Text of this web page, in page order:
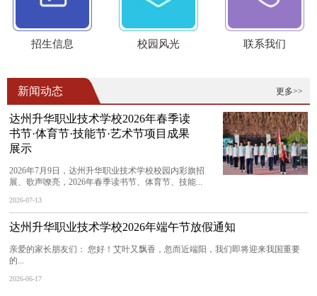
招生信息 校园风光 联系我们
更多>>
新闻动态
达州升华职业技术学校2026年春季读
书节·体育节·技能节·艺术节项目成果
展示
2026年7月9日，达州升华职业技术学校校园内彩旗招
展、歌声嘹亮，2026年春季读书节、体育节、技能...
2026-07-13
达州升华职业技术学校2026年端午节放假通知
亲爱的家长朋友们： 您好！艾叶又飘香，忽而近端阳，我们即将迎来我国重要
的...
2026-06-17